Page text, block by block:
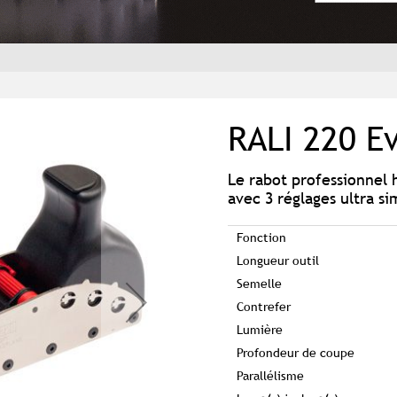
RALI 220
Le rabot professionnel
avec 3 réglages ultra
Fonction
Longueur outil
Semelle
Contrefer
Lumière
Profondeur de coupe
Parallélisme